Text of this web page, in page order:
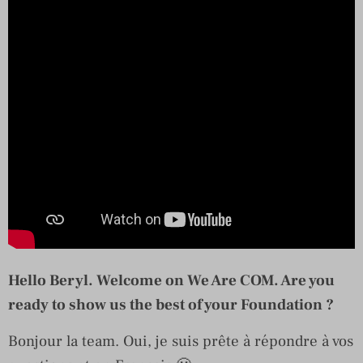
Hello Beryl. Welcome on We Are COM. Are you
ready to show us the best of your Foundation ?
Bonjour la team. Oui, je suis prête à répondre à vos